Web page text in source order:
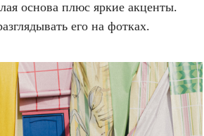
основа плюс яркие акценты.
его на фотках.